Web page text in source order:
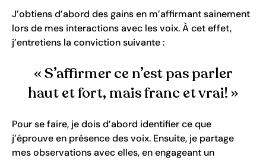
J’obtiens d’abord des gains en m’affirmant sainement
lors de mes interactions avec les voix. À cet effet,
j’entretiens la conviction suivante :
« S’affirmer ce n’est pas parler
haut et fort, mais franc et vrai! »
Pour se faire, je dois d’abord identifier ce que
j’éprouve en présence des voix. Ensuite, je partage
mes observations avec elles, en engageant un